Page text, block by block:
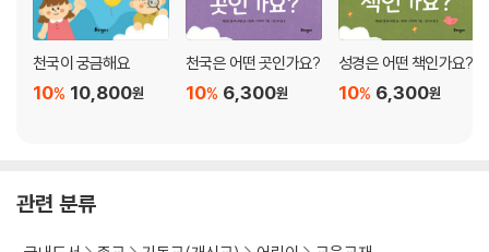
한 다니엘 / 왕의 꿈 / 다니엘의 친구들 / 두 왕들의 교만 / 충성된 다니엘 /
다니엘이 사자 굴에 들어가다 / 천사가 사자의 입을 막다 / 유다로 돌아온
백성들 / 하나님의 말씀을 전한 사람들 / 성전에서 공사가 시작되다 / 적들
이 공사를 중단시키다 / 성전이 재건되다 / 에스라가 예루살렘으로 돌아가
천국이 궁금해요
10,800원
10%
천국은 어떤 곳인가요?
6,300원
10%
성경은 어떤 책인가요?
6,300원
10%
관련 분류